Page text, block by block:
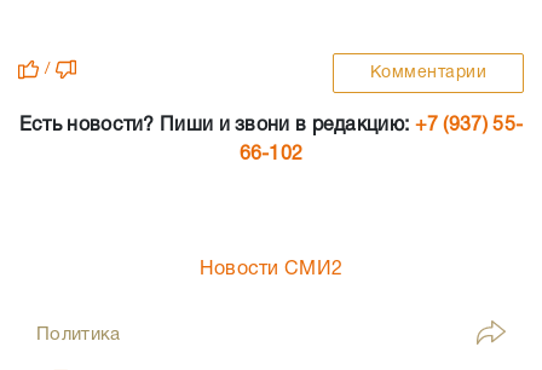
/ Комментарии
Есть новости? Пиши и звони в редакцию: +7 (937) 55-
66-102
Новости СМИ2
Политика